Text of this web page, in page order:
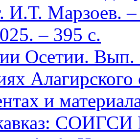
И.Т. Марзоев.
– 395 с.
Осетии. Вып.
и